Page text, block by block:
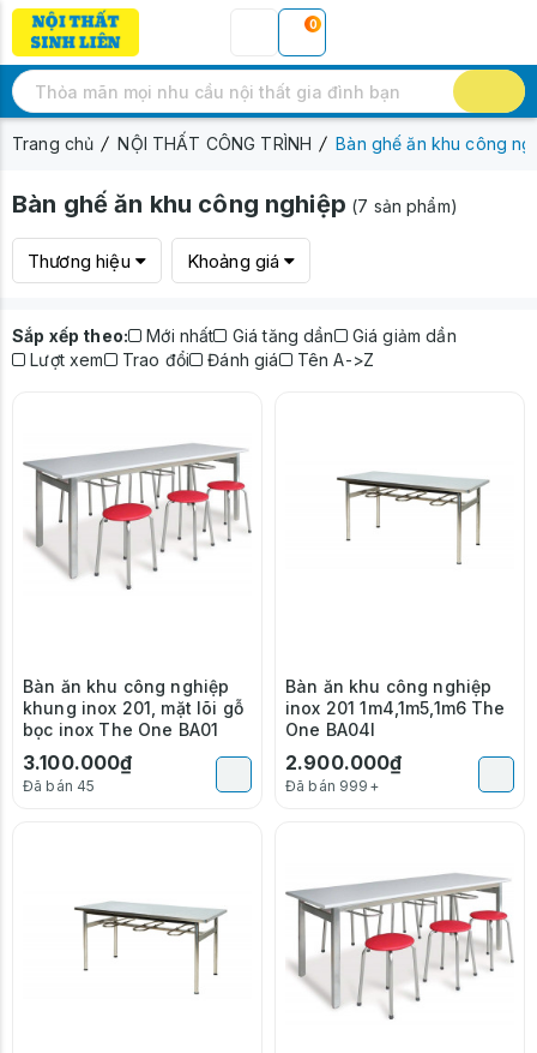
0
Trang chủ NỘI THẤT CÔNG TRÌNH Bàn ghế ăn khu công
Bàn ghế ăn khu công nghiệp (7 sản phẩm)
Thương hiệu Khoảng giá
Sắp xếp theo: Mới nhất Giá tăng dần
Giá giảm dần
Lượt xem
Trao đổi Đánh giá Tên A->Z
Bàn ăn khu công nghiệp
khung inox 201, mặt lõi gỗ
bọc inox The One BA01
3.100.000₫
Đã bán 45
Bàn ăn khu công nghiệp
inox 201 1m4,1m5,1m6 The
One BA04I
2.900.000₫
Đã bán 999+